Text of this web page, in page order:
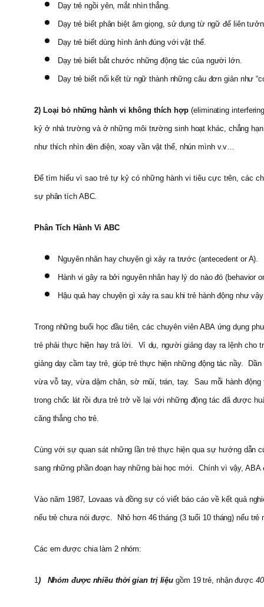
Dạy trẻ ngồi yên, mắt nhìn thẳng.
Dạy trẻ biết phân biệt âm giọng, sử dụng từ ngữ để liên
Dạy trẻ biết dùng hình ảnh đúng với vật thể.
Dạy trẻ biết bắt chước những động tác của người lớn.
Dạy trẻ biết nối kết từ ngữ thành những câu đơn giản như
2) Loại bỏ những hành vi không thích hợp (eliminating
kỷ ở nhà trường và ở những môi trường sinh hoạt khác, chẳng
như thích nhìn đèn điện, xoay vần vật thể, nhún mình v.v…
Để tìm hiểu vì sao trẻ tự kỷ có những hành vi tiêu cực trên, các
sự phân tích ABC.
Phân Tích Hành Vi ABC
Nguyên nhân hay chuyện gì xảy ra trước (antecedent or A).
Hành vi gây ra bởi nguyên nhân hay lý do nào đó (behavior
Hậu quả hay chuyện gì xảy ra sau khi trẻ hành động như
Trong những buổi học đầu tiên, các chuyên viên ABA ứng dụng
trẻ phải thực hiện hay trả lời. Ví dụ, người giảng dạy ra lệnh cho
giảng dạy cầm tay trẻ, giúp trẻ thực hiện những động tác nầy.
vừa vỗ tay, vừa dậm chân, sờ mũi, trán, tay. Sau mỗi hành
trong chốc lát rồi đưa trẻ trở về lại với những động tác đã được
căng thẳng cho trẻ.
Cùng với sự quan sát những lần trẻ thực hiện qua sự hướng dẫn
sang những phần đoạn hay những bài học mới. Chính vì vậy,
Vào năm 1987, Lovaas và đồng sự có viết báo cáo về kết quả
nếu trẻ chưa nói được. Nhỏ hơn 46 tháng (3 tuổi 10 tháng) nếu
Các em được chia làm 2 nhóm:
1 ) Nhóm được nhiều thời gian trị liệu gồm 19 trẻ, nhận được